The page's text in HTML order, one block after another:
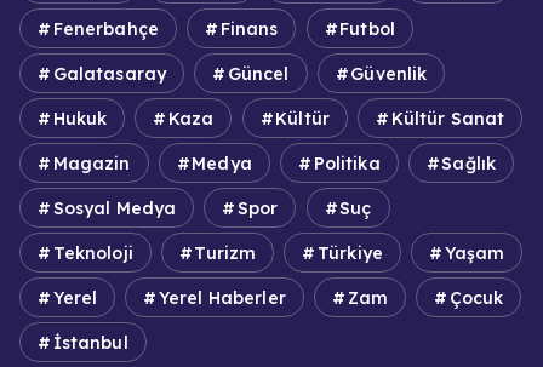
Fenerbahçe Finans Futbol
Galatasaray Güncel Güvenlik
Hukuk Kaza Kültür Kültür Sanat
Magazin Medya Politika Sağlık
Sosyal Medya Spor Suç
Teknoloji Turizm Türkiye Yaşam
Yerel Yerel Haberler Zam Çocuk
İstanbul